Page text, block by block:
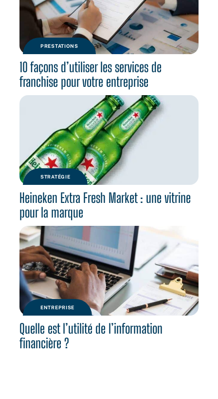
PRESTATIONS
10 façons d’utiliser les services de
franchise pour votre entreprise
STRATÉGIE
Heineken Extra Fresh Market : une vitrine
pour la marque
ENTREPRISE
Quelle est l’utilité de l’information
financière ?